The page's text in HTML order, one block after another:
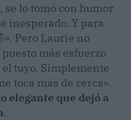
se lo tomó con humor
inesperado. Y para
Pero Laurie no
más esfuerzo
tuyo. Simplemente
toca más de cerca».
elegante que dejó a
.